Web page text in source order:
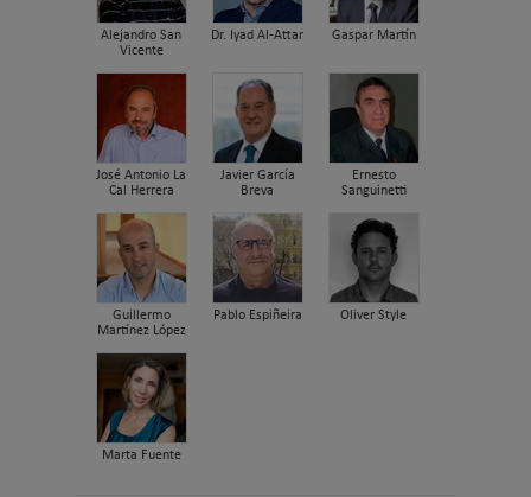
Alejandro San
Vicente
Dr. Iyad Al-Attar Gaspar Martín
José Antonio La
Cal Herrera
Javier García
Breva
Ernesto
Sanguinetti
Guillermo
Martínez López
Pablo Espiñeira Oliver Style
Marta Fuente